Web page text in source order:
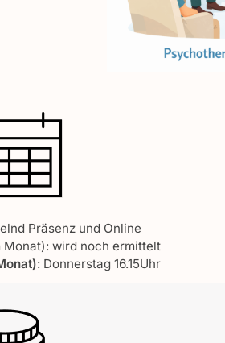
Präsenz und Online
Monat): wird noch ermittelt
: Donnerstag 16.15Uhr